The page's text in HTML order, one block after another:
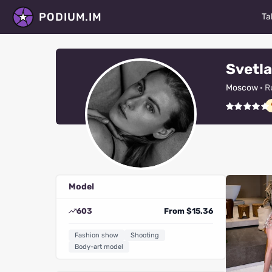
PODIUM.IM
Moscow ·
Model
603 From $15.36
Fashion show
Shooting
Body-art model